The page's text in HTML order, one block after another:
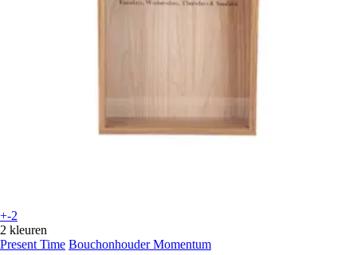
+-2
2 kleuren
Present Time Bouchonhouder Momentum